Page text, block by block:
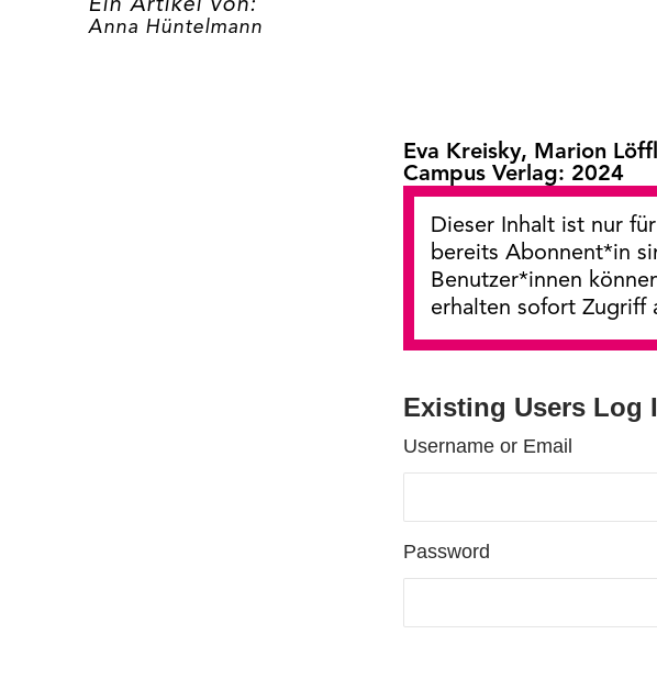
Ein Artikel von:
Anna Hüntelmann
Eva Kreisky, Marion
Campus Verlag: 2024
Dieser Inhalt ist nur
bereits Abonnent*in
Benutzer*innen
erhalten sofort Zugriff
Existing Users Log
Username or Email
Password